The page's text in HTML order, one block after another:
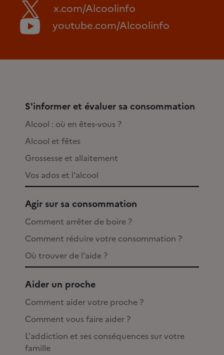
x.com/Alcoolinfo
youtube.com/Alcoolinfo
S'informer et évaluer sa consommation
Alcool : où en êtes-vous ?
Alcool et fêtes
Grossesse et allaitement
Vos ados et l'alcool
Agir sur sa consommation
Comment arrêter de boire ?
Comment réduire votre consommation ?
Où trouver de l'aide ?
Aider un proche
Comment aider votre proche ?
Comment vous faire aider ?
L'addiction et ses conséquences sur votre
famille